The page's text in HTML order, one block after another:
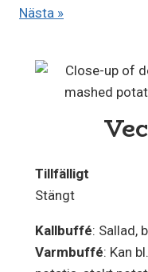
Nästa »
Tillfälligt
Stängt
Kallbuffé: Sallad,
Varmbuffé: Kan